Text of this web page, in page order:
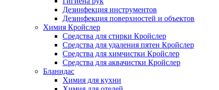
Дезинфекция инструментов
Дезинфекция поверхностей и объектов
Химия Кройслер
Средства для стирки Кройслер
Средства для удаления пятен Кройслер
Средства для химчистки Кройслер
Средства для аквачистки Кройслер
Бланидас
Химия для кухни